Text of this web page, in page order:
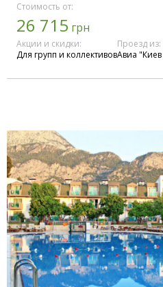
Стоимость от:
26 715 грн
Акции и скидки:
Для групп и коллективов
Проезд из:
Авиа